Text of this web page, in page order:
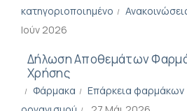
κατηγοριοποιημένο
Ιούν 2026
Δήλωση Αποθεμάτων
Χρήσης
Φάρμακα Επάρκεια φαρμάκων